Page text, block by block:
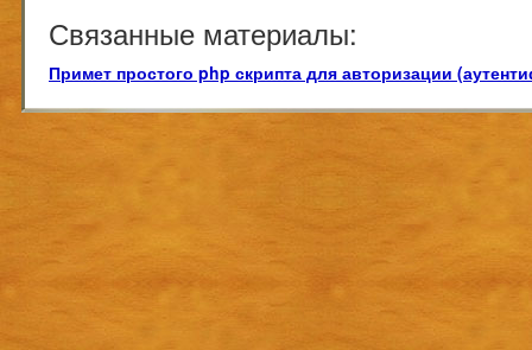
Связанные материалы:
Примет простого php скрипта для авторизации